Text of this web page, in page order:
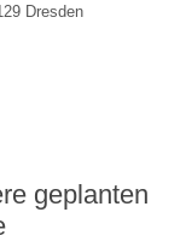
Dresden
geplanten